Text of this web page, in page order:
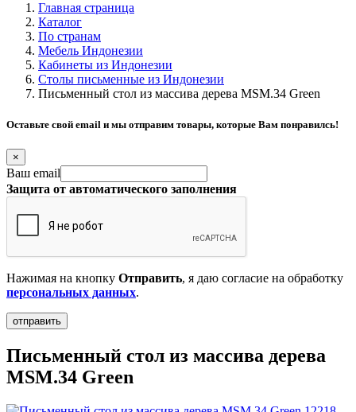
Главная страница
Каталог
По странам
Мебель Индонезии
Кабинеты из Индонезии
Столы письменные из Индонезии
Письменный стол из массива дерева MSM.34 Green
Оставьте свой email и мы отправим товары, которые Вам понравилсь!
×
Ваш email
Защита от автоматического заполнения
Нажимая на кнопку Отправить, я даю согласие на обработку
персональных данных.
Письменный стол из массива дерева
MSM.34 Green